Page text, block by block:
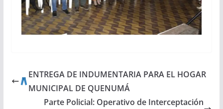
ENTREGA DE INDUMENTARIA PARA EL HOGAR
MUNICIPAL DE QUENUMÁ
Parte Policial: Operativo de Interceptación